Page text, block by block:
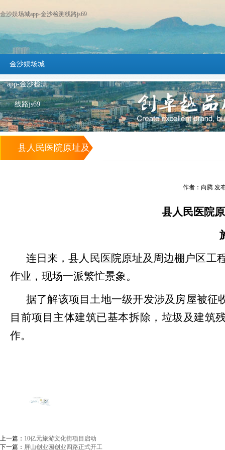
金沙娱场城app-金沙检测线路js69
金沙娱场城
app-金沙检测
线路js69
县人民医院原址及
作者：向腾 发
县人民医院
连日来，县人民医院原址及周边棚户区工
作业，现场一派繁忙景象。
据了解该项目土地一级开发涉及房屋被征
目前项目主体建筑已基本拆除，垃圾及建筑
作。
上一篇： 10亿元旅游文化街项目启动
下一篇： 屏山创业园创业四路正式开工